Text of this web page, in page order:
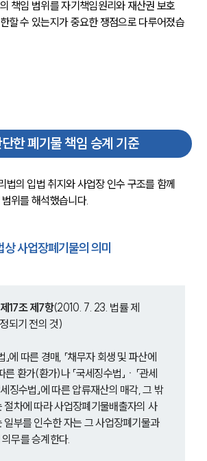
책임 범위를 자기책임원리와 재산권 보호
할 수 있는지가 중요한 쟁점으로 다루어졌습
한 폐기물 책임 승계 기준
법의 입법 취지와 사업장 인수 구조를 함께
위를 해석했습니다.
사업장폐기물의 의미
17조 제7항(2010. 7. 23. 법률 제
되기 전의 것)
에 따른 경매, 「채무자 회생 및 파산에
른 환가(환가)나 「국세징수법」ㆍ「관세
세징수법」에 따른 압류재산의 매각, 그 밖
절차에 따라 사업장폐기물배출자의 사
일부를 인수한 자는 그 사업장폐기물과
무를 승계한다.